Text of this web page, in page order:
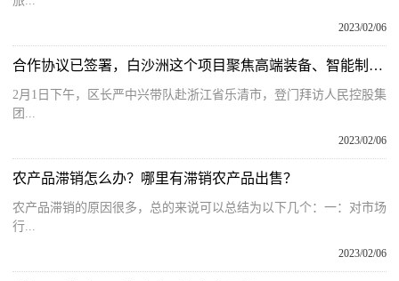
2023/02/06
合作协议已签署，白沙洲这个项目聚焦高端装备、智能制造、科技研发、金融服务等细分产业
2月1日下午，区长严中兴带队赴浙江省乐清市，登门拜访人民控股集
团...
2023/02/06
农产品滞销怎么办？哪里有滞销农产品出售？
农产品滞销的原因很多，总的来说可以总结为以下几个：一：对市场
行...
2023/02/06